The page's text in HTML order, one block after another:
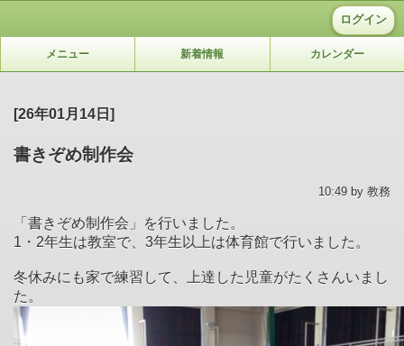
ログイン
メニュー 新着情報 カレンダー
[26年01月14日]
書きぞめ制作会
10:49 by 教務
「書きぞめ制作会」を行いました。
1・2年生は教室で、3年生以上は体育館で行いました。
冬休みにも家で練習して、上達した児童がたくさんいまし
た。